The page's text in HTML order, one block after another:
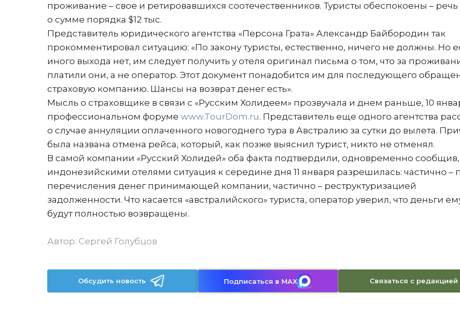
проживание – свое и ретировавшихся соотечественников. Туристы обеспокоены – речь
о сумме порядка $12 тыс.
Представитель юридического агентства «Персона Грата» Александр Байбородин так
прокомментировал ситуацию: «По закону туристы, естественно, ничего не должны. Но
иного выхода нет, им следует получить у отеля оригинал письма о том, что за
платили они, а не оператор. Этот документ понадобится им для последующего
страховую компанию. Шансы на возврат денег есть».
Мысль о страховщике в связи с «Русским Холидеем» прозвучала и днем раньше, 10
профессиональном форуме www.TourDom.ru. Представитель еще одного агентства
о случае аннуляции оплаченного новогоднего тура в Австралию за сутки до вылета.
была названа отмена рейса, который, как позже выяснил турист, никто не отменял.
В самой компании «Русский Холидей» оба факта подтвердили, одновременно сообщив,
индонезийскими отелями ситуация к середине дня 11 января разрешилась: частично –
перечисления денег принимающей компании, частично – реструктуризацией
задолженности. Что касается «австралийского» туриста, оператор уверил, что деньги
будут полностью возвращены.
Автор: Сергей Голубцов
Обсудить новость Подписаться в MAX Связаться с редакцией